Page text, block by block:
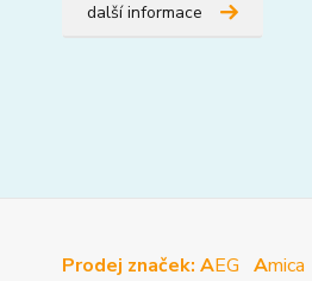
další informace
Prodej značek: AEG Amica